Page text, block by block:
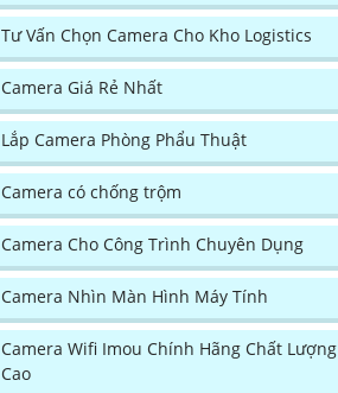
Tư Vấn Chọn Camera Cho Kho Logistics
Camera Giá Rẻ Nhất
Lắp Camera Phòng Phẩu Thuật
Camera có chống trộm
Camera Cho Công Trình Chuyên Dụng
Camera Nhìn Màn Hình Máy Tính
Camera Wifi Imou Chính Hãng Chất Lượng
Cao